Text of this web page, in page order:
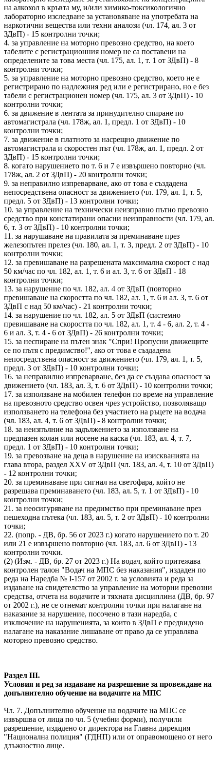
на алкохол в кръвта му, и/или химико-токсикологично
лабораторно изследване за установяване на употребата на
наркотични вещества или техни аналози (чл. 174, ал. 3 от
ЗДвП) - 15 контролни точки;
4. за управление на моторно превозно средство, на което
табелите с регистрационния номер не са поставени на
определените за това места (чл. 175, ал. 1, т. 1 от ЗДвП) - 8
контролни точки;
5. за управление на моторно превозно средство, което не е
регистрирано по надлежния ред или е регистрирано, но е без
табели с регистрационен номер (чл. 175, ал. 3 от ЗДвП) - 10
контролни точки;
6. за движение в лентата за принудително спиране по
автомагистрала (чл. 178ж, ал. 1, предл. 1 от ЗДвП) - 10
контролни точки;
7. за движение в платното за насрещно движение по
автомагистрала и скоростен път (чл. 178ж, ал. 1, предл. 2 от
ЗДвП) - 15 контролни точки;
8. когато нарушението по т. 6 и 7 е извършено повторно (чл.
178ж, ал. 2 от ЗДвП) - 20 контролни точки;
9. за неправилно изпреварване, ако от това е създадена
непосредствена опасност за движението (чл. 179, ал. 1, т. 5,
предл. 5 от ЗДвП) - 13 контролни точки;
10. за управление на технически неизправно пътно превозно
средство при констатирани опасни неизправности (чл. 179, ал.
6, т. 3 от ЗДвП) - 10 контролни точки;
11. за нарушаване на правилата за преминаване през
железопътен прелез (чл. 180, ал. 1, т. 3, предл. 2 от ЗДвП) - 10
контролни точки;
12. за превишаване на разрешената максимална скорост с над
50 км/час по чл. 182, ал. 1, т. 6 и ал. 3, т. 6 от ЗДвП - 18
контролни точки;
13. за нарушение по чл. 182, ал. 4 от ЗДвП (повторно
превишаване на скоростта по чл. 182, ал. 1, т. 6 и ал. 3, т. 6 от
ЗДвП с над 50 км/час) - 21 контролни точки;
14. за нарушение по чл. 182, ал. 5 от ЗДвП (системно
превишаване на скоростта по чл. 182, ал. 1, т. 4 - 6, ал. 2, т. 4 -
6 и ал. 3, т. 4 - 6 от ЗДвП) - 26 контролни точки;
15. за неспиране на пътен знак "Спри! Пропусни движещите
се по пътя с предимство!", ако от това е създадена
непосредствена опасност за движението (чл. 179, ал. 1, т. 5,
предл. 3 от ЗДвП) - 10 контролни точки;
16. за неправилно изпреварване, без да се създава опасност за
движението (чл. 183, ал. 3, т. 6 от ЗДвП) - 10 контролни точки;
17. за използване на мобилен телефон по време на управление
на превозното средство освен чрез устройство, позволяващо
използването на телефона без участието на ръцете на водача
(чл. 183, ал. 4, т. 6 от ЗДвП) - 8 контролни точки;
18. за неизпълние на задължението за използване на
предпазен колан или носене на каска (чл. 183, ал. 4, т. 7,
предл. 1 от ЗДвП) - 10 контролни точки;
19. за превозване на деца в нарушение на изискванията на
глава втора, раздел XXV от ЗДвП (чл. 183, ал. 4, т. 10 от ЗДвП)
- 12 контролни точки;
20. за преминаване при сигнал на светофара, който не
разрешава преминаването (чл. 183, ал. 5, т. 1 от ЗДвП) - 10
контролни точки;
21. за неосигуряване на предимство при преминаване през
пешеходна пътека (чл. 183, ал. 5, т. 2 от ЗДвП) - 10 контролни
точки;
22. (попр. - ДВ, бр. 56 от 2023 г.) когато нарушението по т. 20
или 21 е извършено повторно (чл. 183, ал. 6 от ЗДвП) - 13
контролни точки.
(2) (Изм. - ДВ, бр. 27 от 2023 г.) На водач, който притежава
контролен талон "Водач на МПС без наказания", издаден по
реда на Наредба № I-157 от 2002 г. за условията и реда за
издаване на свидетелство за управление на моторни превозни
средства, отчета на водачите и тяхната дисциплина (ДВ, бр. 97
от 2002 г.), не се отнемат контролни точки при налагане на
наказание за нарушение, посочено в тази наредба, с
изключение на нарушенията, за които в ЗДвП е предвидено
налагане на наказание лишаване от право да се управлява
моторно превозно средство.
Раздел III.
Условия и ред за издаване на разрешение за провеждане на
допълнително обучение на водачите на МПС
Чл. 7. Допълнително обучение на водачите на МПС се
извършва от лица по чл. 5 (учебни форми), получили
разрешение, издадено от директора на Главна дирекция
"Национална полиция" (ГДНП) или от оправомощено от него
длъжностно лице.